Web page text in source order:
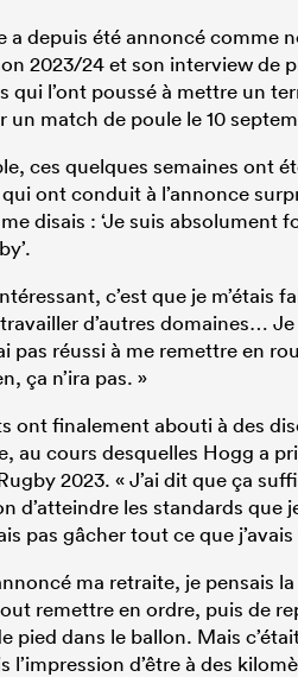
a depuis été annoncé
2023/24 et son interview de
qui l’ont poussé à mettre un
un match de poule le 10
ces quelques semaines ont
ont conduit à l’annonce
disais : ‘Je suis
c’est que je m’étais
d’autres domaines…
pas réussi à me remettre en
ça n’ira pas. »
ont finalement abouti à des
au cours desquelles Hogg a
2023. « J’ai dit que ça
d’atteindre les standards
pas gâcher tout ce que
ma retraite, je pensais
remettre en ordre, puis de
pied dans le ballon. Mais
l’impression d’être à des